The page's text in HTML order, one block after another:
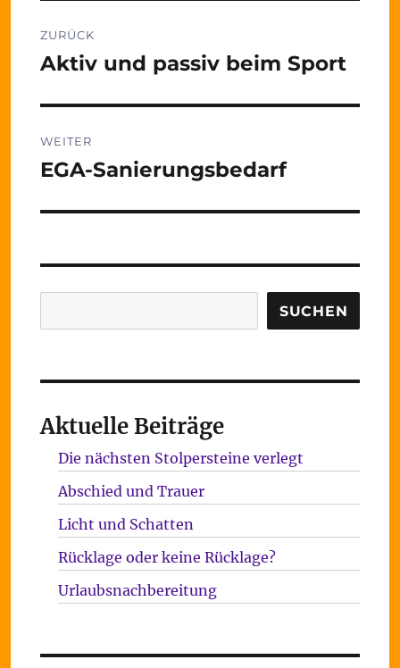
ZURÜCK
Vorheriger
Aktiv und passiv beim Sport
WEITER
Nächster
EGA-Sanierungsbedarf
SUCHEN
Aktuelle Beiträge
Die nächsten Stolpersteine verlegt
Abschied und Trauer
Licht und Schatten
Rücklage oder keine Rücklage?
Urlaubsnachbereitung